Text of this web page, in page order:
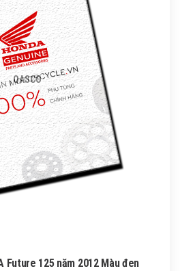
QASCO
Future 125 năm 2012 Màu đen